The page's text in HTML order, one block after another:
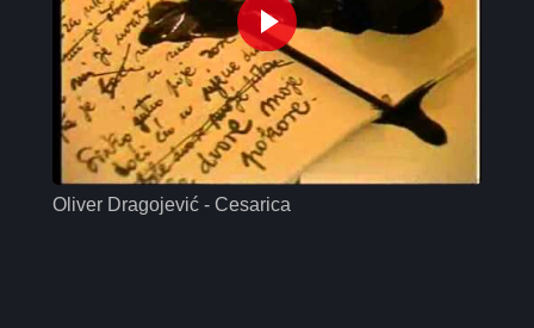
Oliver Dragojević - Cesarica